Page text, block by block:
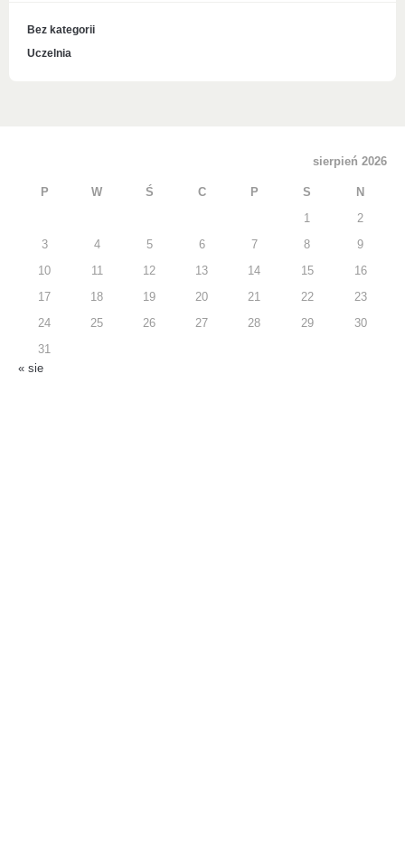
Bez kategorii
Uczelnia
sierpień 2026
P W Ś C P S N
1 2
3 4 5 6 7 8 9
10 11 12 13 14 15 16
17 18 19 20 21 22 23
24 25 26 27 28 29 30
31
« sie